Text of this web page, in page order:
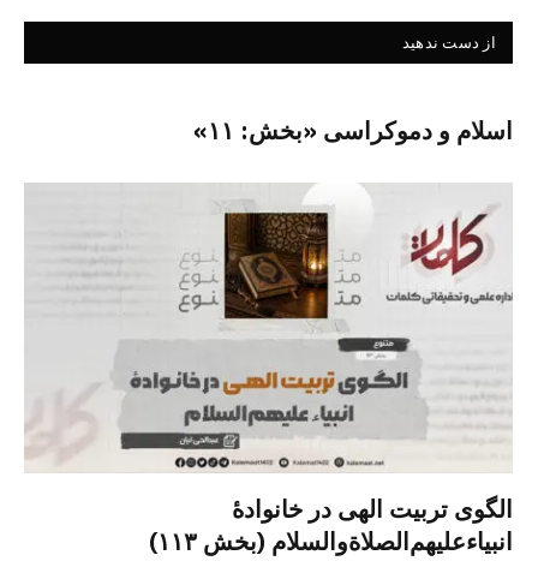
از دست ندهید
اسلام و دموکراسی «بخش: ۱۱»
الگوی تربیت الهی در خانوادۀ
انبیاءعلیهم‌الصلاةو‌السلام (بخش ۱۱۳)